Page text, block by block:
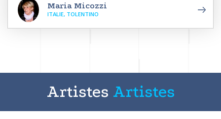
Maria Micozzi
ITALIE, TOLENTINO
Artistes Artistes